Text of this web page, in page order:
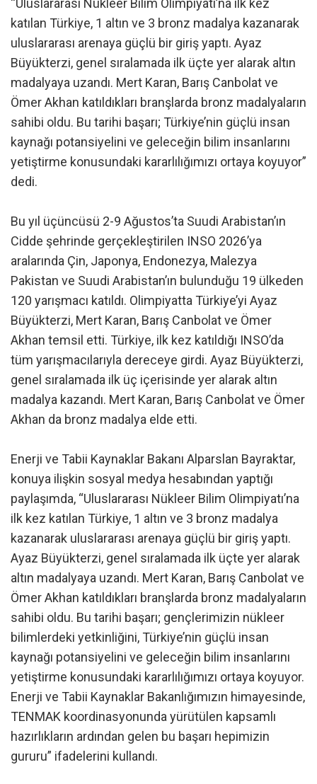
“Uluslararası Nükleer Bilim Olimpiyatı’na ilk kez
katılan Türkiye, 1 altın ve 3 bronz madalya kazanarak
uluslararası arenaya güçlü bir giriş yaptı. Ayaz
Büyükterzi, genel sıralamada ilk üçte yer alarak altın
madalyaya uzandı. Mert Karan, Barış Canbolat ve
Ömer Akhan katıldıkları branşlarda bronz madalyaların
sahibi oldu. Bu tarihi başarı; Türkiye’nin güçlü insan
kaynağı potansiyelini ve geleceğin bilim insanlarını
yetiştirme konusundaki kararlılığımızı ortaya koyuyor”
dedi.
Bu yıl üçüncüsü 2-9 Ağustos’ta Suudi Arabistan’ın
Cidde şehrinde gerçekleştirilen INSO 2026’ya
aralarında Çin, Japonya, Endonezya, Malezya
Pakistan ve Suudi Arabistan’ın bulunduğu 19 ülkeden
120 yarışmacı katıldı. Olimpiyatta Türkiye’yi Ayaz
Büyükterzi, Mert Karan, Barış Canbolat ve Ömer
Akhan temsil etti. Türkiye, ilk kez katıldığı INSO’da
tüm yarışmacılarıyla dereceye girdi. Ayaz Büyükterzi,
genel sıralamada ilk üç içerisinde yer alarak altın
madalya kazandı. Mert Karan, Barış Canbolat ve Ömer
Akhan da bronz madalya elde etti.
Enerji ve Tabii Kaynaklar Bakanı Alparslan Bayraktar,
konuya ilişkin sosyal medya hesabından yaptığı
paylaşımda, “Uluslararası Nükleer Bilim Olimpiyatı’na
ilk kez katılan Türkiye, 1 altın ve 3 bronz madalya
kazanarak uluslararası arenaya güçlü bir giriş yaptı.
Ayaz Büyükterzi, genel sıralamada ilk üçte yer alarak
altın madalyaya uzandı. Mert Karan, Barış Canbolat ve
Ömer Akhan katıldıkları branşlarda bronz madalyaların
sahibi oldu. Bu tarihi başarı; gençlerimizin nükleer
bilimlerdeki yetkinliğini, Türkiye’nin güçlü insan
kaynağı potansiyelini ve geleceğin bilim insanlarını
yetiştirme konusundaki kararlılığımızı ortaya koyuyor.
Enerji ve Tabii Kaynaklar Bakanlığımızın himayesinde,
TENMAK koordinasyonunda yürütülen kapsamlı
hazırlıkların ardından gelen bu başarı hepimizin
gururu” ifadelerini kullandı.